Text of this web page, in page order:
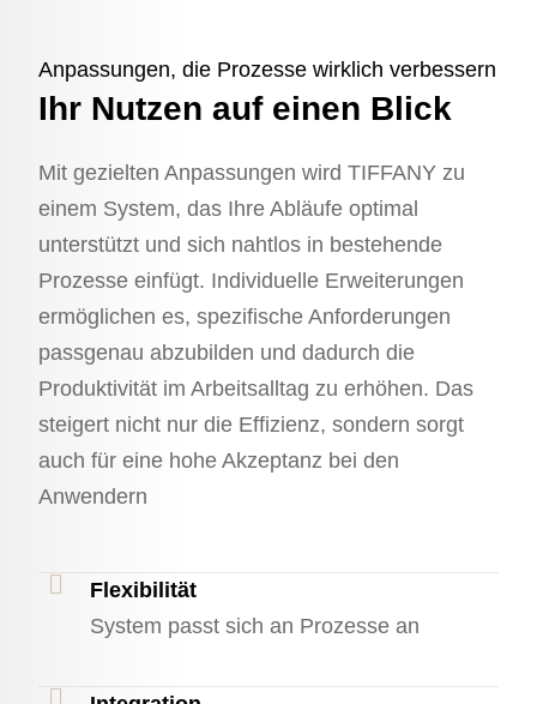
Anpassungen, die Prozesse wirklich verbessern
Ihr Nutzen auf einen Blick
Mit gezielten Anpassungen wird TIFFANY zu
einem System, das Ihre Abläufe optimal
unterstützt und sich nahtlos in bestehende
Prozesse einfügt. Individuelle Erweiterungen
ermöglichen es, spezifische Anforderungen
passgenau abzubilden und dadurch die
Produktivität im Arbeitsalltag zu erhöhen. Das
steigert nicht nur die Effizienz, sondern sorgt
auch für eine hohe Akzeptanz bei den
Anwendern
Flexibilität
System passt sich an Prozesse an